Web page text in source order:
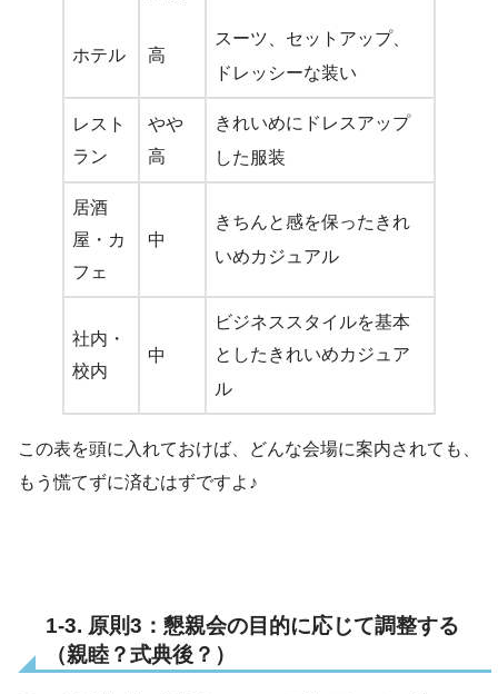
ホテル 高
スーツ、セットアップ、
ドレッシーな装い
レスト
ラン
やや
高
きれいめにドレスアップ
した服装
居酒
屋・カ
フェ
中
きちんと感を保ったきれ
いめカジュアル
社内・
校内
中
ビジネススタイルを基本
としたきれいめカジュア
ル
この表を頭に入れておけば、どんな会場に案内されても、
もう慌てずに済むはずですよ♪
1-3. 原則3：懇親会の目的に応じて調整する
（親睦？式典後？）